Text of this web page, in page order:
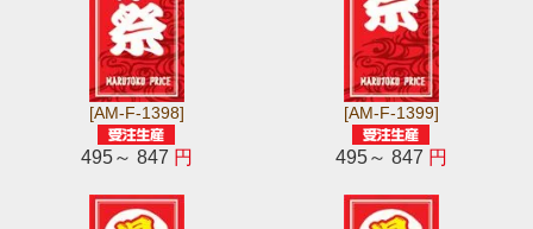
[AM-F-1398]
495～ 847 円
[AM-F-1399]
495～ 847 円